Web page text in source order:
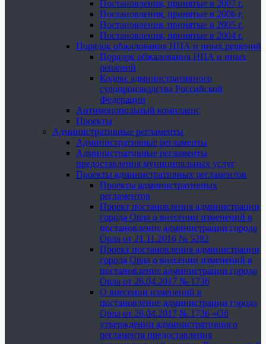
Постановления, принятые в 2007 г.
Постановления, принятые в 2006 г.
Постановления, принятые в 2005 г.
Постановления, принятые в 2004 г.
Порядок обжалования НПА и иных решений
Порядок обжалования НПА и иных
решений
Кодекс административного
судопроизводства Российской
Федерации
Антимонопольный комплаенс
Проекты
Административные регламенты
Административные регламенты
Административные регламенты
предоставления муниципальных услуг
Проекты административных регламентов
Проекты административных
регламентов
Проект постановления администрации
города Орла о внесении изменений в
постановление администрации города
Орла от 21.11.2016 № 5282
Проект постановления администрации
города Орла о внесении изменений в
постановление администрации города
Орла от 26.04.2017 № 1736
О внесении изменений в
постановление администрации города
Орла от 26.04.2017 № 1736 «Об
утверждении административного
регламента предоставления